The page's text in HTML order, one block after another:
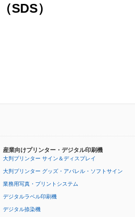
SDS）
産業向けプリンター・デジタル印刷機
大判プリンター サイン＆ディスプレイ
大判プリンター グッズ・アパレル・ソフトサイン
業務用写真・プリントシステム
デジタルラベル印刷機
デジタル捺染機